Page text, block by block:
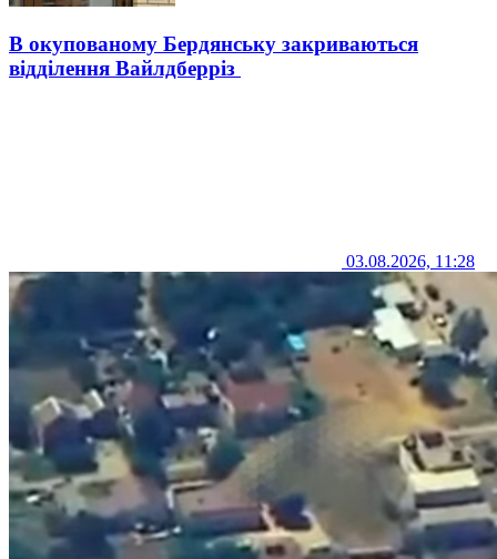
В окупованому Бердянську закриваються
відділення Вайлдберріз
03.08.2026, 11:28